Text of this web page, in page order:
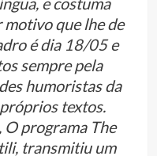
que lhe de
é dia 18/05e
sempre pela
humoristas da
textos.
O programa The
transmitiu um